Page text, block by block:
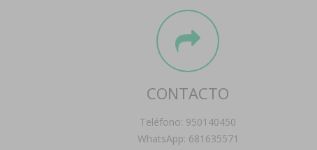
CONTACTO
Teléfono: 950140450
WhatsApp: 681635571